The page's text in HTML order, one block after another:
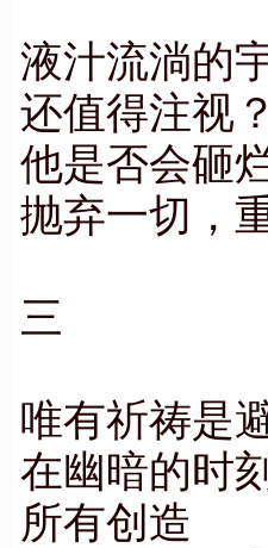
液汁流淌的
还值得注视？
他是否会砸
抛弃一切，
三
唯有祈祷是
在幽暗的时
所有创造